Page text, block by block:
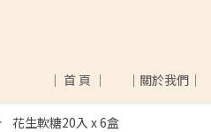
│ 首 頁 │ │關於我們│
花生軟糖20入 x 6盒